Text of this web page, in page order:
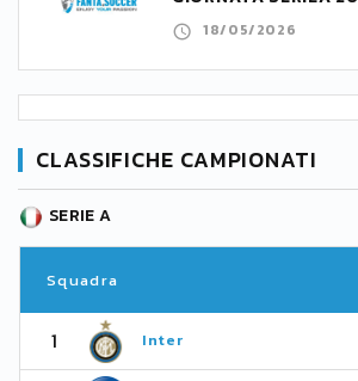
18/05/2026
CLASSIFICHE CAMPIONATI
SERIE A
Squadra
1 Inter